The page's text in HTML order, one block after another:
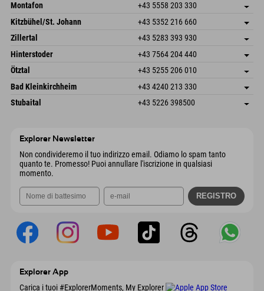
Montafon +43 5558 203 330
Dorfstr. 127b
6793 Gaschurn/Montafon
Austria
Salva indirizzo
Informazioni sull'arrivo
Prenotazione
Kitzbühel/St. Johann +43 5352 216 660
Speckbacherstraße 87
Austria
Salva indirizzo
Prenotazione
Zillertal +43 5283 393 930
Schmiedau 2
6272 Kaltenbach im Zillertal
Austria
Salva indirizzo
Informazioni sull'arrivo
Prenotazione
Hinterstoder +43 7564 204 440
Freizeitpark 10
Austria
Salva indirizzo
Prenotazione
Ötztal +43 5255 206 010
Gscheat 14
6441 Umhausen
Austria
Salva indirizzo
Informazioni sull'arrivo
Prenotazione
Bad Kleinkirchheim +43 4240 213 330
Dorfstraße 24
Salva indirizzo
Stubaital +43 5226 398500
Explorer Newsletter
Non condivideremo il tuo indirizzo email. Odiamo lo spam tanto
quanto te. Promesso! Puoi annullare l'iscrizione in qualsiasi
momento.
Explorer App
Carica i tuoi #ExplorerMoments, My Explorer